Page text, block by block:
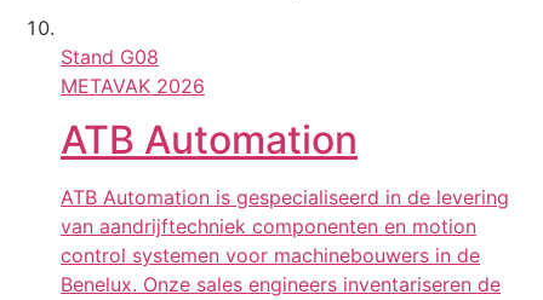
Stand G08
METAVAK 2026
ATB Automation
ATB Automation is gespecialiseerd in de levering
van aandrijftechniek componenten en motion
control systemen voor machinebouwers in de
Benelux. Onze sales engineers inventariseren de